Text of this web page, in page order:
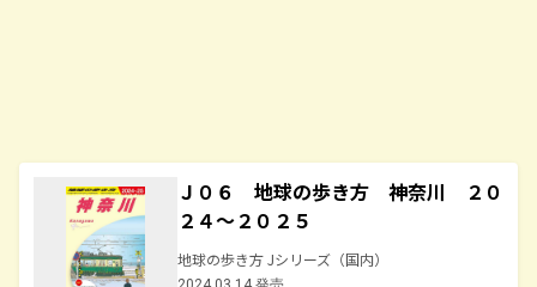
Ｊ０６ 地球の歩き方 神奈川 ２０
２４～２０２５
地球の歩き方 Jシリーズ（国内）